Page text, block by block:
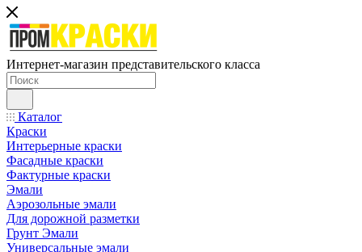
Интернет-магазин представительского класса
Каталог
Краски
Интерьерные краски
Фасадные краски
Фактурные краски
Эмали
Аэрозольные эмали
Для дорожной разметки
Грунт Эмали
Универсальные эмали